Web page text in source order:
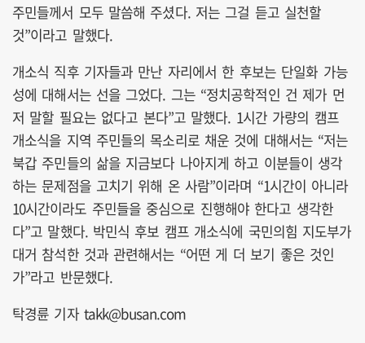
주민들께서 모두 말씀해 주셨다. 저는 그걸 듣고 실천할
것”이라고 말했다.
개소식 직후 기자들과 만난 자리에서 한 후보는 단일화 가능
성에 대해서는 선을 그었다. 그는 “정치공학적인 건 제가 먼
저 말할 필요는 없다고 본다”고 말했다. 1시간 가량의 캠프
개소식을 지역 주민들의 목소리로 채운 것에 대해서는 “저는
북갑 주민들의 삶을 지금보다 나아지게 하고 이분들이 생각
하는 문제점을 고치기 위해 온 사람”이라며 “1시간이 아니라
10시간이라도 주민들을 중심으로 진행해야 한다고 생각한
다”고 말했다. 박민식 후보 캠프 개소식에 국민의힘 지도부가
대거 참석한 것과 관련해서는 “어떤 게 더 보기 좋은 것인
가”라고 반문했다.
탁경륜 기자 takk@busan.com